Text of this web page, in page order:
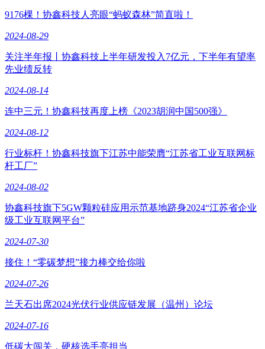
9176棵！协鑫科技人亮眼“蚂蚁森林”简直啦！
2024-08-29
关注半年报丨协鑫科技上半年研发投入7亿元，下半年有望率
先业绩反转
2024-08-14
连中三元！协鑫科技再度上榜《2023胡润中国500强》
2024-08-12
行业标杆！协鑫科技旗下江苏中能荣膺“江苏省工业互联网标
杆工厂”
2024-08-02
协鑫科技旗下5GW颗粒硅应用示范基地跻身2024“江苏省企业
级工业互联网平台”
2024-07-30
接住！“零碳梦想”接力棒交给你啦
2024-07-26
兰天石出席2024光伏行业供应链发展（温州）论坛
2024-07-16
低碳大闯关，硬核选手亮担当